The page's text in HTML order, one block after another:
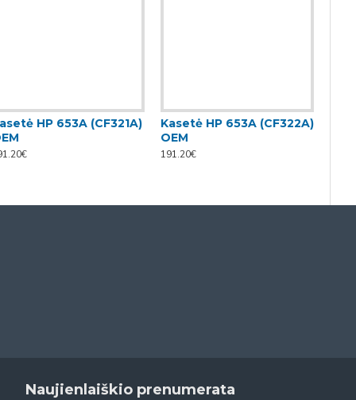
HP 653A (CF321A)
Kasetė HP 653A (CF322A)
OEM
191.20€
Naujienlaiškio prenumerata